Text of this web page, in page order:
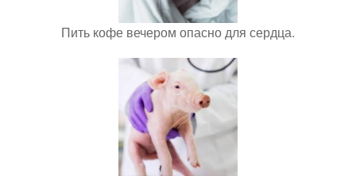
Пить кофе вечером опасно для сердца.